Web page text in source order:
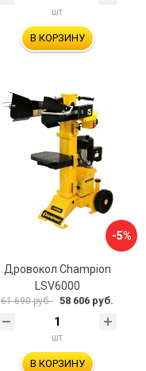
шт
В КОРЗИНУ
-5%
Дровокол Champion
LSV6000
61 690 руб. 58 606 руб.
шт
В КОРЗИНУ